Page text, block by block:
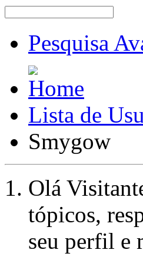
Pesquisa
Lista de
Smygow
Olá
tópicos,
seu perfil e